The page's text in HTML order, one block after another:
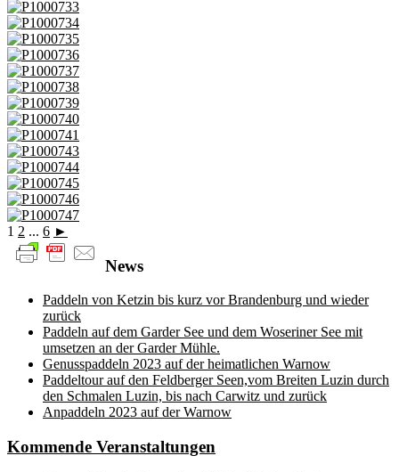
1 2 ... 6 ►
News
Paddeln von Ketzin bis kurz vor Brandenburg und wieder
zurück
Paddeln auf dem Garder See und dem Woseriner See mit
umsetzen an der Garder Mühle.
Genusspaddeln 2023 auf der heimatlichen Warnow
Paddeltour auf den Feldberger Seen,vom Breiten Luzin durch
den Schmalen Luzin, bis nach Carwitz und zurück
Anpaddeln 2023 auf der Warnow
Kommende Veranstaltungen